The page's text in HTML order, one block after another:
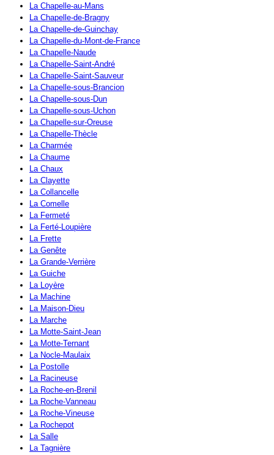
La Chapelle-au-Mans
La Chapelle-de-Bragny
La Chapelle-de-Guinchay
La Chapelle-du-Mont-de-France
La Chapelle-Naude
La Chapelle-Saint-André
La Chapelle-Saint-Sauveur
La Chapelle-sous-Brancion
La Chapelle-sous-Dun
La Chapelle-sous-Uchon
La Chapelle-sur-Oreuse
La Chapelle-Thècle
La Charmée
La Chaume
La Chaux
La Clayette
La Collancelle
La Comelle
La Fermeté
La Ferté-Loupière
La Frette
La Genête
La Grande-Verrière
La Guiche
La Loyère
La Machine
La Maison-Dieu
La Marche
La Motte-Saint-Jean
La Motte-Ternant
La Nocle-Maulaix
La Postolle
La Racineuse
La Roche-en-Brenil
La Roche-Vanneau
La Roche-Vineuse
La Rochepot
La Salle
La Tagnière